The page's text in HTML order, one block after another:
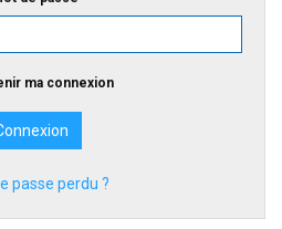
ma connexion
passe perdu ?